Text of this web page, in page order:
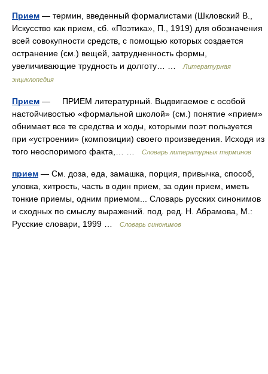
Прием — термин, введенный формалистами (Шкловский В.,
Искусство как прием, сб. «Поэтика», П., 1919) для обозначения
всей совокупности средств, с помощью которых создается
остранение (см.) вещей, затрудненность формы,
увеличивающие трудность и долготу… …
Литературная
энциклопедия
Прием — ПРИЕМ литературный. Выдвигаемое с особой
настойчивостью «формальной школой» (см.) понятие «прием»
обнимает все те средства и ходы, которыми поэт пользуется
при «устроении» (композиции) своего произведения. Исходя из
того неоспоримого факта,… …
Словарь литературных терминов
прием — См. доза, еда, замашка, порция, привычка, способ,
уловка, хитрость, часть в один прием, за один прием, иметь
тонкие приемы, одним приемом... Словарь русских синонимов
и сходных по смыслу выражений. под. ред. Н. Абрамова, М.:
Русские словари, 1999 …
Словарь синонимов